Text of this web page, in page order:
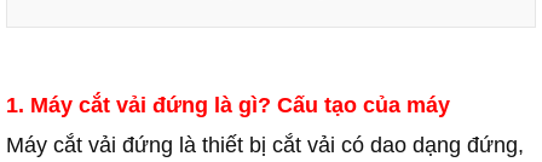
1. Máy cắt vải đứng là gì? Cấu tạo của máy
Máy cắt vải đứng là thiết bị cắt vải có dao dạng đứng,